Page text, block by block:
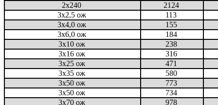
2x240
2124
3x2,5 ож
113
3x4,0 ож
155
3x6,0 ож
184
3x10 ож
238
3x16 ож
316
3x25 ож
471
3x35 ож
580
3x50 ож
773
3x50 ож
734
3x70 ож
978